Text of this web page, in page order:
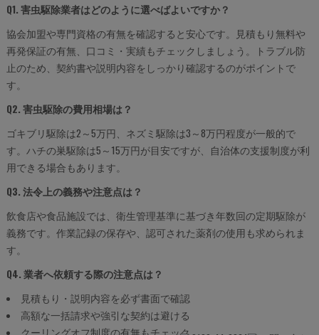
Q1. 害虫駆除業者はどのように選べばよいですか？
協会加盟や専門資格の有無を確認すると安心です。見積もり無料や
再発保証の有無、口コミ・実績もチェックしましょう。トラブル防
止のため、契約書や説明内容をしっかり確認するのがポイントで
す。
Q2. 害虫駆除の費用相場は？
ゴキブリ駆除は2～5万円、ネズミ駆除は3～8万円程度が一般的で
す。ハチの巣駆除は5～15万円が目安ですが、自治体の支援制度が利
用できる場合もあります。
Q3. 法令上の義務や注意点は？
飲食店や食品施設では、衛生管理基準に基づき年数回の定期駆除が
義務です。作業記録の保存や、認可された薬剤の使用も求められま
す。
Q4. 業者へ依頼する際の注意点は？
見積もり・説明内容を必ず書面で確認
高額な一括請求や強引な契約は避ける
クーリングオフ制度の有無もチェック